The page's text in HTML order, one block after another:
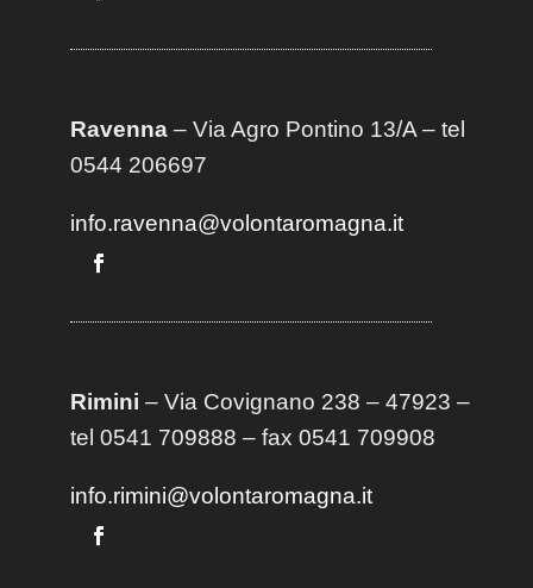
Ravenna– Via Agro Pontino 13/A– tel
0544 206697
info.ravenna@volontaromagna.it
Rimini – Via Covignano 238 – 47923 –
tel 0541 709888 – fax 0541 709908
info.rimini@volontaromagna.it